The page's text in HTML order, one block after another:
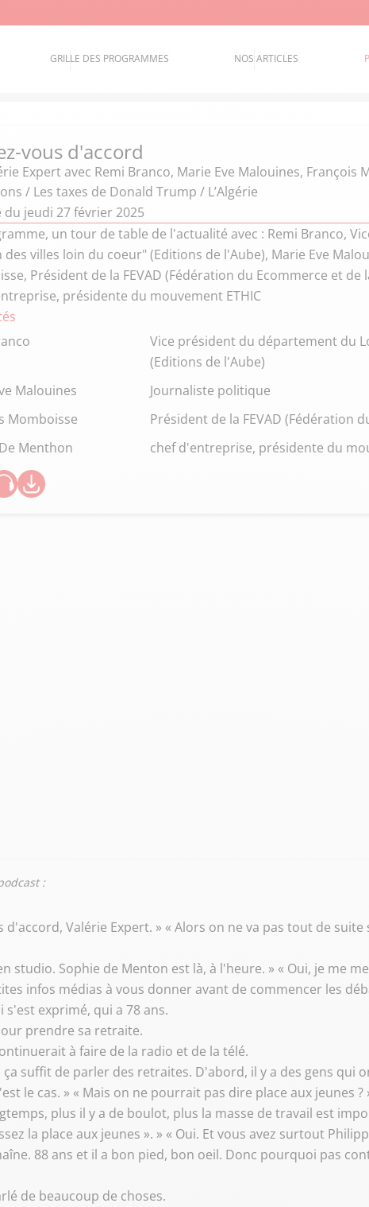
GRILLE DES PROGRAMMES NOS ARTICLES
vous d'accord
Expertavec Remi Branco, Marie Eve Malouines, François
/ Les taxes de Donald Trump / L’Algérie
du jeudi 27 février 2025
un tour de table de l'actualité avec : Remi Branco,
des villes loin du coeur" (Editions de l'Aube), Marie Eve
Président de la FEVAD (Fédération du Ecommerce et
présidente du mouvement ETHIC
Vice président du département du
(Editions de l'Aube)
Malouines
Journaliste politique
Momboisse
Président de la FEVAD (Fédération
Menthon
chef d'entreprise, présidente du
:
d'accord, Valérie Expert. » « Alors on ne va pas tout de
studio. Sophie de Menton est là, à l'heure. » « Oui, je me
infos médias à vous donner avant de commencer les
s'est exprimé, qui a 78 ans.
prendre sa retraite.
à faire de la radio et de la télé.
ça suffit de parler des retraites. D'abord, il y a des gens qui
le cas. » « Mais on ne pourrait pas dire place aux jeunes
plus il y a de boulot, plus la masse de travail est
la place aux jeunes ». » « Oui. Et vous avez surtout
88 ans et il a bon pied, bon oeil. Donc pourquoi pas
de beaucoup de choses.